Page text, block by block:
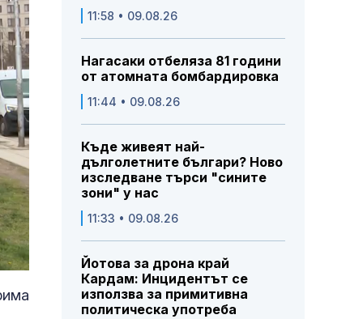
11:58 • 09.08.26
Нагасаки отбеляза 81 години
от атомната бомбардировка
11:44 • 09.08.26
Къде живеят най-
дълголетните българи? Ново
изследване търси "сините
зони" у нас
11:33 • 09.08.26
Йотова за дрона край
Кардам: Инцидентът се
използва за примитивна
политическа употреба